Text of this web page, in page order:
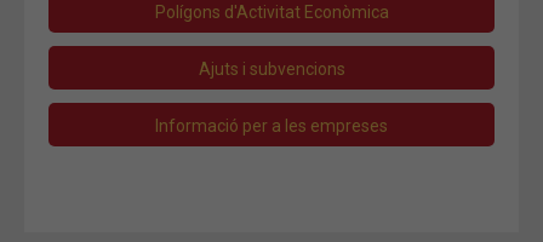
Polígons d'Activitat Econòmica
Ajuts i subvencions
Informació per a les empreses